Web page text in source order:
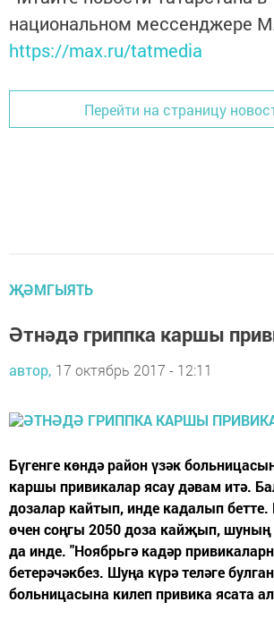
национальном мессенджере
https://max.ru/tatmedia
Перейти на страницу
ҖӘМГЫЯТЬ
Әтнәдә гриппка каршы
автор, 17 октябрь 2017 - 12:11
Бүгенге көндә район үзәк
каршы привикалар ясау дәвам итә.
дозалар кайтып, инде кадалып
өчен соңгы 2050 доза кайҗып, шуның
да инде. "Ноябрьгә кадәр
бетерәчәкбез. Шуңа күрә теләге
больницасына килеп привика ясата